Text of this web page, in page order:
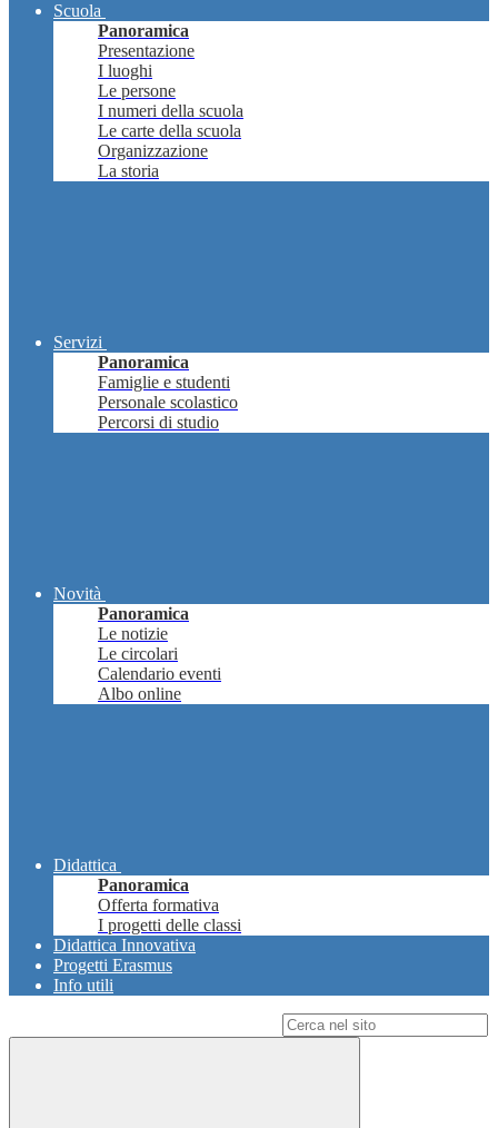
Scuola
Panoramica
Presentazione
I luoghi
Le persone
I numeri della scuola
Le carte della scuola
Organizzazione
La storia
Servizi
Panoramica
Famiglie e studenti
Personale scolastico
Percorsi di studio
Novità
Panoramica
Le notizie
Le circolari
Calendario eventi
Albo online
Didattica
Panoramica
Offerta formativa
I progetti delle classi
Didattica Innovativa
Progetti Erasmus
Info utili